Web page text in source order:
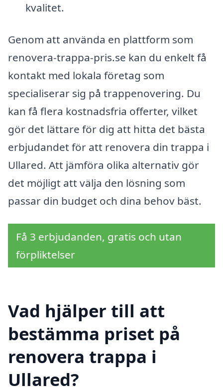
kvalitet.
Genom att använda en plattform som
renovera-trappa-pris.se kan du enkelt få
kontakt med lokala företag som
specialiserar sig på trappenovering. Du
kan få flera kostnadsfria offerter, vilket
gör det lättare för dig att hitta det bästa
erbjudandet för att renovera din trappa i
Ullared. Att jämföra olika alternativ gör
det möjligt att välja den lösning som
passar din budget och dina behov bäst.
Få 3 erbjudanden, gratis och utan
förpliktelser
Vad hjälper till att
bestämma priset på
renovera trappa i
Ullared?